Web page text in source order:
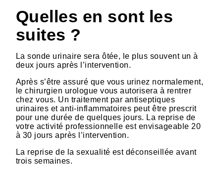
Quelles en sont les
suites ?
La sonde urinaire sera ôtée, le plus souvent un à
deux jours après l’intervention.
Après s’être assuré que vous urinez normalement,
le chirurgien urologue vous autorisera à rentrer
chez vous. Un traitement par antiseptiques
urinaires et anti-inflammatoires peut être prescrit
pour une durée de quelques jours. La reprise de
votre activité professionnelle est envisageable 20
à 30 jours après l’intervention.
La reprise de la sexualité est déconseillée avant
trois semaines.